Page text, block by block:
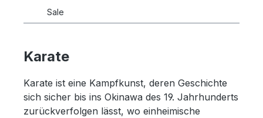
Sale
Karate
Karate ist eine Kampfkunst, deren Geschichte
sich sicher bis ins Okinawa des 19. Jahrhunderts
zurückverfolgen lässt, wo einheimische